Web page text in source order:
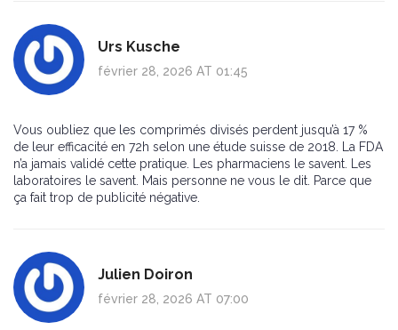
Urs Kusche
février 28, 2026 AT 01:45
Vous oubliez que les comprimés divisés perdent jusqu’à 17 %
de leur efficacité en 72h selon une étude suisse de 2018. La FDA
n’a jamais validé cette pratique. Les pharmaciens le savent. Les
laboratoires le savent. Mais personne ne vous le dit. Parce que
ça fait trop de publicité négative.
Julien Doiron
février 28, 2026 AT 07:00